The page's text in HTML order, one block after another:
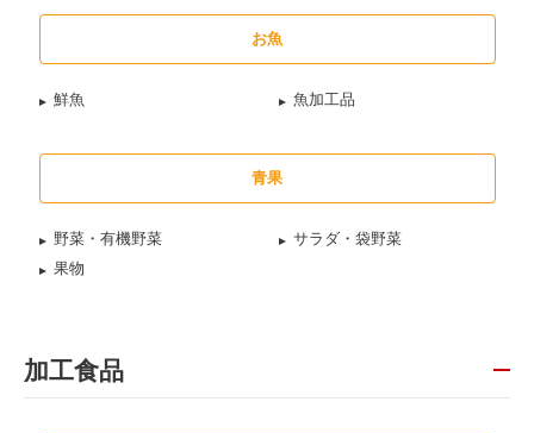
お魚
鮮魚 魚加工品
青果
野菜・有機野菜
サラダ・袋野菜
果物
加工食品